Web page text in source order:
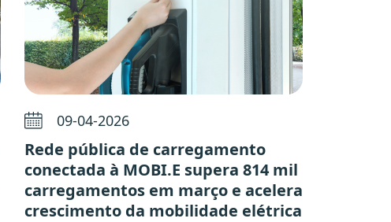
09-04-2026
Rede pública de carregamento
conectada à MOBI.E supera 814 mil
carregamentos em março e acelera
crescimento da mobilidade elétrica